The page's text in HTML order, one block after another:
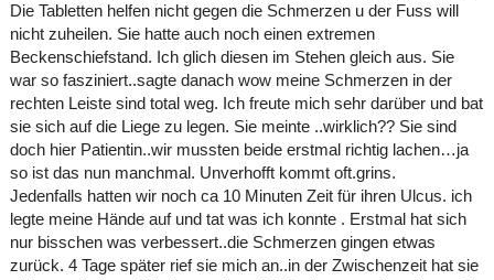
Die Tabletten helfen nicht gegen die Schmerzen u der Fuss will
nicht zuheilen. Sie hatte auch noch einen extremen
Beckenschiefstand. Ich glich diesen im Stehen gleich aus. Sie
war so fasziniert..sagte danach wow meine Schmerzen in der
rechten Leiste sind total weg. Ich freute mich sehr darüber und bat
sie sich auf die Liege zu legen. Sie meinte ..wirklich?? Sie sind
doch hier Patientin..wir mussten beide erstmal richtig lachen…ja
so ist das nun manchmal. Unverhofft kommt oft.grins.
Jedenfalls hatten wir noch ca 10 Minuten Zeit für ihren Ulcus. ich
legte meine Hände auf und tat was ich konnte . Erstmal hat sich
nur bisschen was verbessert..die Schmerzen gingen etwas
zurück. 4 Tage später rief sie mich an..in der Zwischenzeit hat sie